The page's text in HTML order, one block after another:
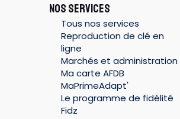
NOS SERVICES
Tous nos services
Reproduction de clé en
ligne
Marchés et administration
Ma carte AFDB
MaPrimeAdapt'
Le programme de fidélité
Fidz